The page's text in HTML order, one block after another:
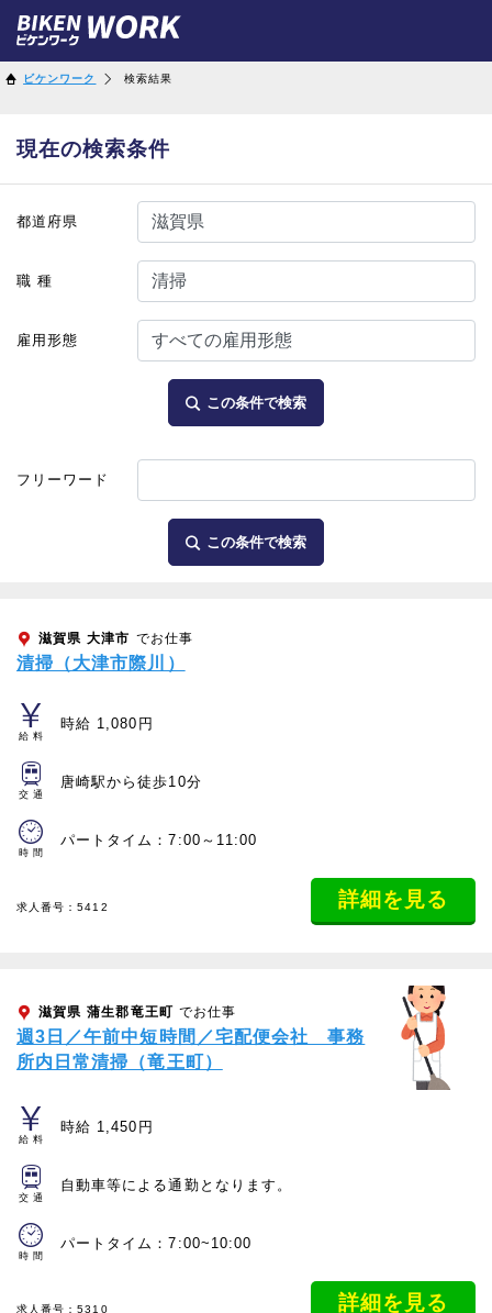
ビケンワーク 検索結果
現在の検索条件
都道府県
職 種
雇用形態
この条件で検索
フリーワード
この条件で検索
滋賀県 大津市 でお仕事
清掃（大津市際川）
給料
時給 1,080円
交通
唐崎駅から徒歩10分
時間
パートタイム：7:00～11:00
求人番号：5412 詳細を見る
滋賀県 蒲生郡竜王町 でお仕事
週3日／午前中短時間／宅配便会社 事務
所内日常清掃（竜王町）
給料
時給 1,450円
交通
自動車等による通勤となります。
時間
パートタイム：7:00~10:00
求人番号：5310 詳細を見る